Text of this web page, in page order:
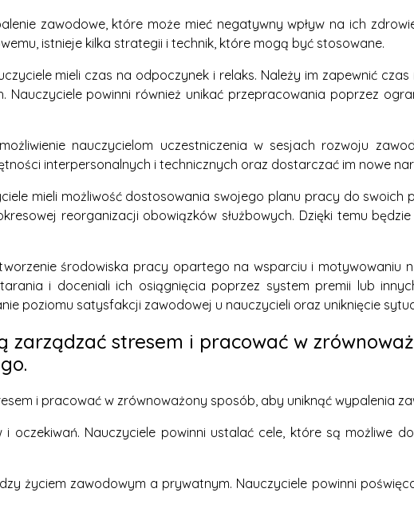
zawodowe, które może mieć negatywny wpływ na ich
istnieje kilka strategii i technik, które mogą być stosowane.
mieli czas na odpoczynek i relaks. Należy im zapewnić
Nauczyciele powinni również unikać przepracowania poprzez
nauczycielom uczestniczenia w sesjach rozwoju
interpersonalnych i technicznych oraz dostarczać im nowe
mieli możliwość dostosowania swojego planu pracy do swoich
reorganizacji obowiązków służbowych. Dzięki temu
środowiska pracy opartego na wsparciu i motywowaniu
i doceniali ich osiągnięcia poprzez system premii lub
poziomu satysfakcji zawodowej u nauczycieli oraz uniknięcie
zarządzać stresem i pracować w
i pracować w zrównoważony sposób, aby uniknąć wypalenia
i oczekiwań. Nauczyciele powinni ustalać cele, które są możliwe
życiem zawodowym a prywatnym. Nauczyciele powinni